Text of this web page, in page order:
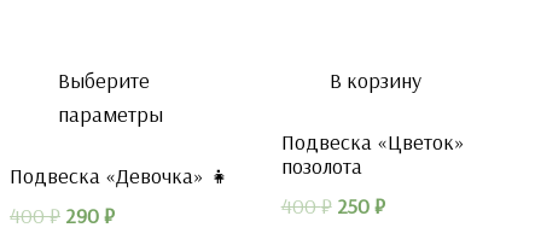
Выберите
параметры
Подвеска «Девочка» 👧
400₽ Первоначальная
290₽Текущая
В корзину
Подвеска «Цветок»
позолота
400₽ Первоначальная
250₽Текущая